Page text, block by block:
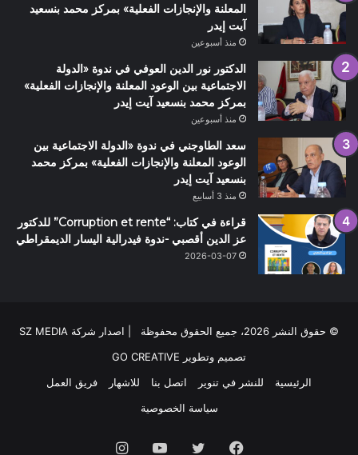
المعلنة والإنجازات الفعلية» بمركز محمد بنسعيد
آيت إيدر
منذ أسبوعين
الدكتور نور الدين العوفي في ندوة «الدولة
الاجتماعية بين الوعود المعلنة والإنجازات الفعلية»
بمركز محمد بنسعيد آيت إيدر
منذ أسبوعين
سعد الطاوجني في ندوة «الدولة الاجتماعية بين
الوعود المعلنة والإنجازات الفعلية» بمركز محمد
بنسعيد آيت إيدر
منذ 3 أسابيع
قراءة في كتاب: “Corruption et rente” للدكتور
عز الدين أقصبي -ندوة فيدرالية اليسار الديمقراطي
2026-03-07
© حقوق النشر 2026، جميع الحقوق محفوظة | اصدار شركة SZ MEDIA
تصميم وتطوير GO CREATIVE
الرئيسية
للنشر في تنوير اتصل بنا للاشهار
فريق العمل
سياسة الخصوصية
فيسبوك تويتر يوتيوب